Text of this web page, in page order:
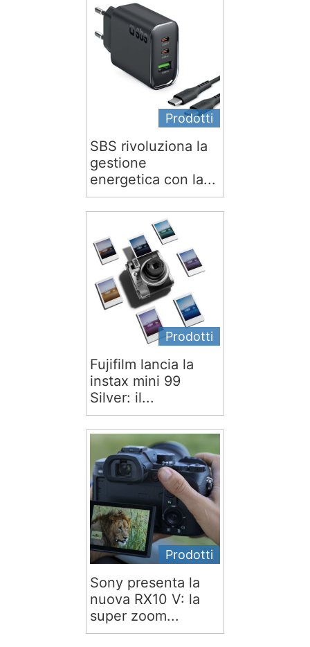
Prodotti
SBS rivoluziona la
gestione
energetica con la...
Prodotti
Fujifilm lancia la
instax mini 99
Silver: il...
Prodotti
Sony presenta la
nuova RX10 V: la
super zoom...